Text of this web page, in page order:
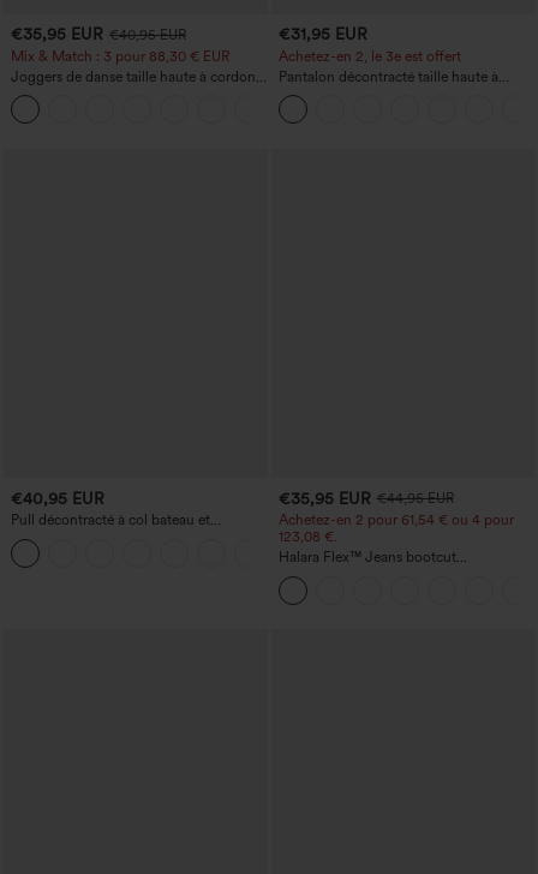
€35,95 EUR €40,95 EUR
Mix & Match : 3 pour 88,30 € EUR
Joggers de danse taille haute à cordon,
effet froncé, coupe fuselée, à séchage
rapide et toucher frais, avec poches —
UPF40+
€31,95 EUR
Achetez-en 2, le 3e est offert
Pantalon décontracté taille haute à
cordon, coupe large en mélange de lin,
avec poches
€40,95 EUR
Pull décontracté à col bateau et
manches chauve-souris
+1
€35,95 EUR €44,95 EUR
Achetez-en 2 pour 61,54 € ou 4 pour
123,08 €.
Halara Flex™ Jeans bootcut
décontractés taille haute, effet délavé,
avec poches